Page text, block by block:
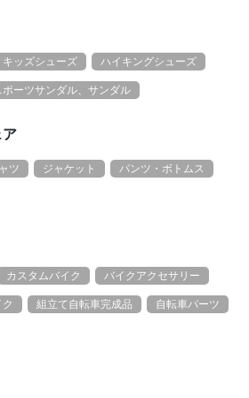
キッズシューズ ハイキングシューズ
ポーツサンダル、サンダル
ア
ツ ジャケット パンツ・ボトムス
カスタムバイク バイクアクセサリー
組立て自転車完成品 自転車パーツ